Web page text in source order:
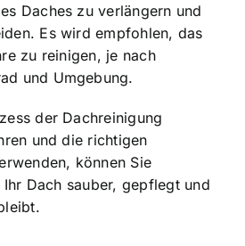
Daches zu verlängern und
Es wird empfohlen, das
zu reinigen, je nach
und Umgebung.
der Dachreinigung
und die richtigen
können Sie
Dach sauber, gepflegt und